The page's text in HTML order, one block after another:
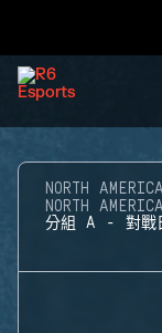
NORTH
NORTH
分組 A - 對戰